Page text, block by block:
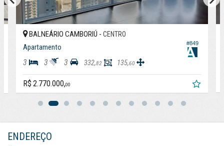
#849
BALNEÁRIO CAMBORIÚ - CENTRO
Apartamento
3 3 3 332,82 135,60
R$ 2.770.000,00
ENDEREÇO